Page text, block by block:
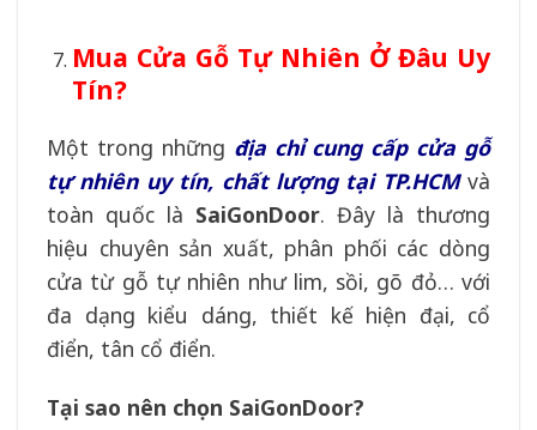
Mua Cửa Gỗ Tự Nhiên Ở Đâu Uy
Tín?
Một trong những địa chỉ cung cấp cửa gỗ
tự nhiên uy tín, chất lượng tại TP.HCMvà
toàn quốc là SaiGonDoor. Đây là thương
hiệu chuyên sản xuất, phân phối các dòng
cửa từ gỗ tự nhiên như lim, sồi, gõ đỏ… với
đa dạng kiểu dáng, thiết kế hiện đại, cổ
điển, tân cổ điển.
Tại sao nên chọn SaiGonDoor?